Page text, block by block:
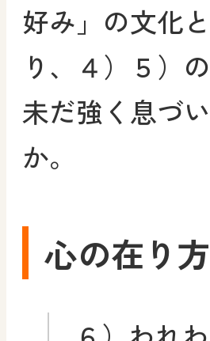
好み」の文化
り、４）５）
未だ強く息づ
か。
心の在り方